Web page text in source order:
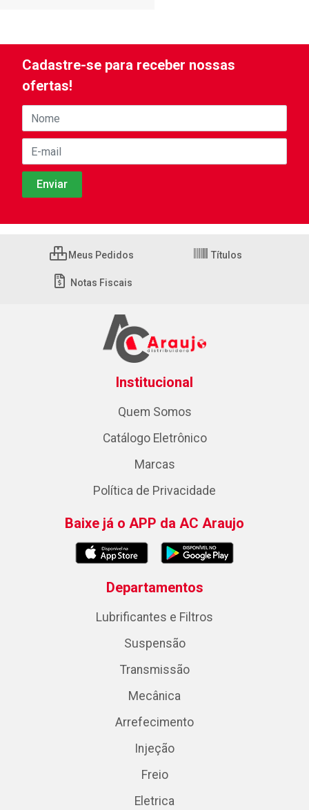
Cadastre-se para receber nossas
ofertas!
Meus Pedidos Títulos
Notas Fiscais
Institucional
Quem Somos
Catálogo Eletrônico
Marcas
Política de Privacidade
Baixe já o APP da AC Araujo
Departamentos
Lubrificantes e Filtros
Suspensão
Transmissão
Mecânica
Arrefecimento
Injeção
Freio
Eletrica